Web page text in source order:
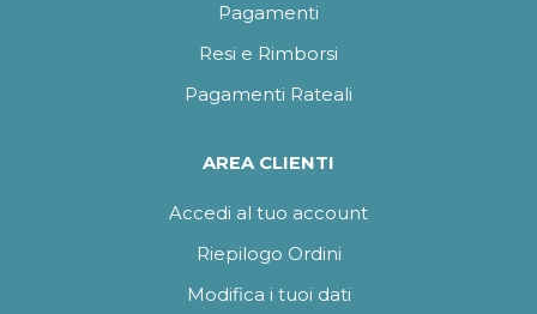
Pagamenti
Resi e Rimborsi
Pagamenti Rateali
AREA CLIENTI
Accedi al tuo account
Riepilogo Ordini
Modifica i tuoi dati